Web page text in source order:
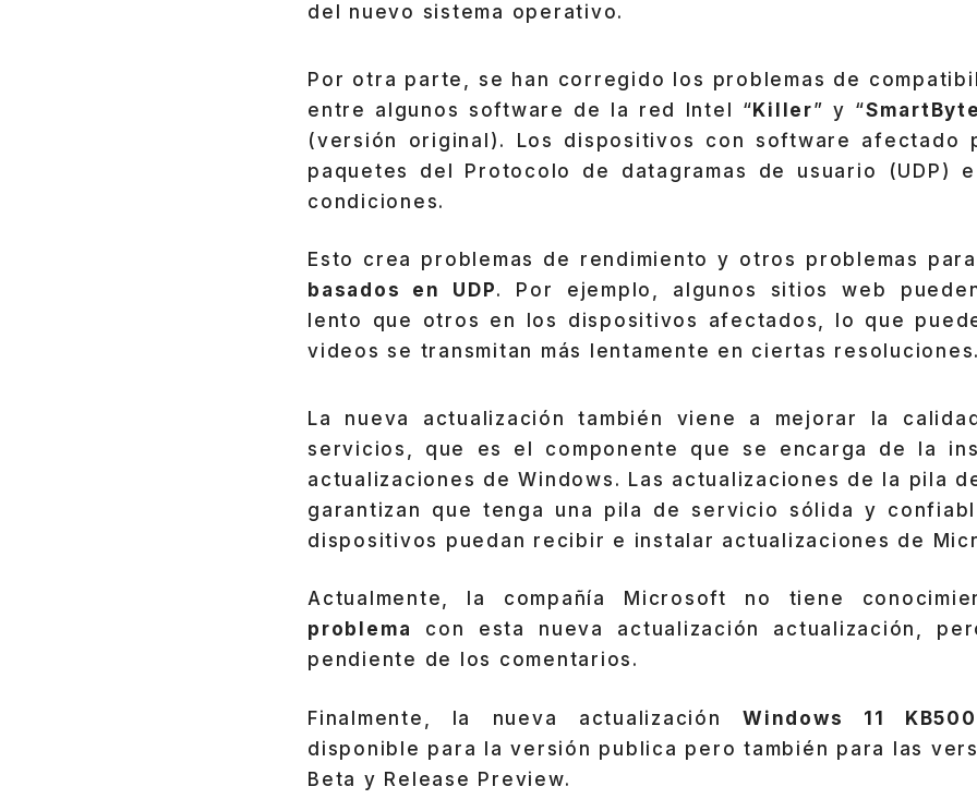
del nuevo sistema operativo.
Por otra parte, se han corregido los problemas de
entre algunos software de la red Intel “Killer” y “
(versión original). Los dispositivos con software afectado
paquetes del Protocolo de datagramas de usuario (UDP)
condiciones.
Esto crea problemas de rendimiento y otros problemas
basados ​​en UDP. Por ejemplo, algunos sitios web
lento que otros en los dispositivos afectados, lo que
videos se transmitan más lentamente en ciertas
La nueva actualización también viene a mejorar la
servicios, que es el componente que se encarga de la
actualizaciones de Windows. Las actualizaciones de la pila
garantizan que tenga una pila de servicio sólida y
dispositivos puedan recibir e instalar actualizaciones de
Actualmente, la compañía Microsoft no tiene
problema
con esta nueva actualización actualización,
pendiente de los comentarios.
Finalmente, la nueva actualizaciónWindows 11
disponible para la versión publica pero también para las
Beta y Release Preview.